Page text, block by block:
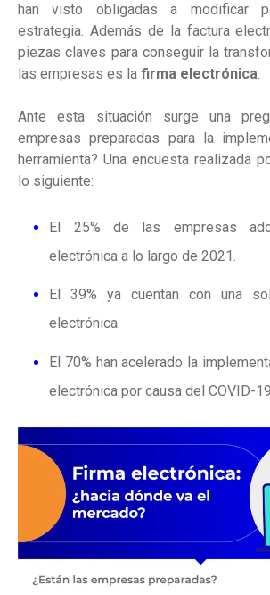
han visto obligadas a modificar
estrategia. Además de la factura
piezas claves para conseguir la
las empresas es la firma electrónica.
Ante esta situación surge una
empresas preparadas para la
herramienta? Una encuesta realizada
lo siguiente:
El 25% de las empresas
electrónica a lo largo de 2021.
El 39% ya cuentan con una
electrónica.
El 70% han acelerado la
electrónica por causa del COVID-19.